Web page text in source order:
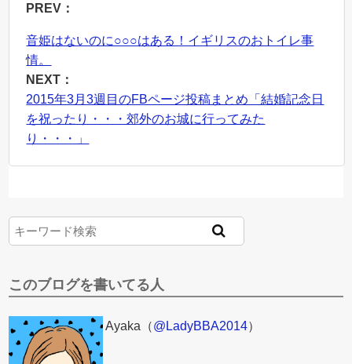
PREV：
音姫はないのに○○○はある！イギリスのおトイレ事
情。
NEXT：
2015年3月3週目のFBページ投稿まとめ「結婚記念日
を祝ったり・・・郊外のお城に行ってみた
り・・・」
このブログを書いてる人
Ayaka（@LadyBBA2014）